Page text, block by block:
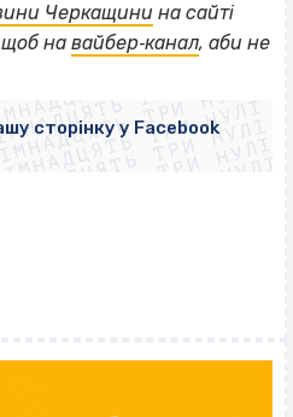
Черкащини на сайті
щоб на вайбер‐канал, аби не
ТРИ НУЛІ
ТРИ НУЛІ
ТРИ НУЛІ
ТРИ НУЛІ
ТРИ НУЛІ
ТРИ НУЛІ
ТРИ НУЛІ
ТРИ НУЛІ
сторінку у Facebook